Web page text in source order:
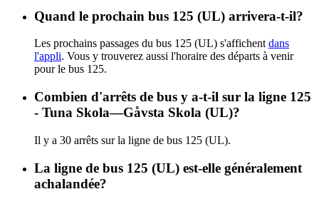
Quand le prochain bus 125 (UL) arrivera-t-il?
Les prochains passages du bus 125 (UL) s'affichent dans
l'appli. Vous y trouverez aussi l'horaire des départs à venir
pour le bus 125.
Combien d'arrêts de bus y a-t-il sur la ligne 125
- Tuna Skola—Gåvsta Skola (UL)?
Il y a 30 arrêts sur la ligne de bus 125 (UL).
La ligne de bus 125 (UL) est-elle généralement
achalandée?